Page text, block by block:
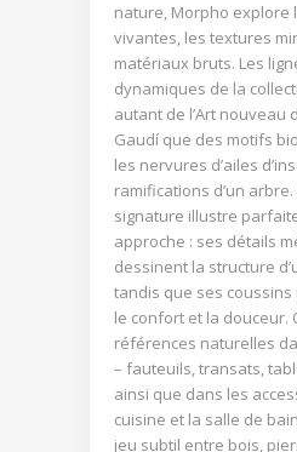
nature, Morpho explore
vivantes, les textures
matériaux bruts. Les
dynamiques de la
autant de l’Art nouveau
Gaudí que des motifs
les nervures d’ailes
ramifications d’un arbre.
signature illustre
approche : ses détails
dessinent la structure
tandis que ses
le confort et la douceur.
références naturelles
– fauteuils, transats,
ainsi que dans les
cuisine et la salle de
jeu subtil entre bois,